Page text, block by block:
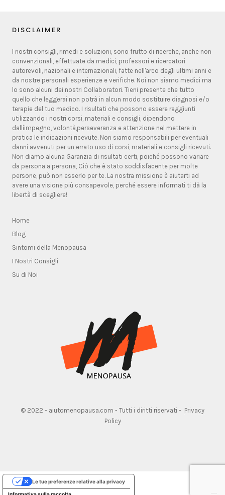
DISCLAIMER
I nostri consigli, rimedi e soluzioni, sono frutto di ricerche, anche non
convenzionali, effettuate da medici, professori e ricercatori
autorevoli, nazionali e internazionali, fatte nell'arco degli ultimi anni e
da nostre personali esperienze e verifiche. Noi non siamo medici ma
lo sono alcuni dei nostri Collaboratori. Tieni presente che tutto
quello che leggerai non potrà in alcun modo sostituire diagnosi e/o
terapie del tuo medico. I risultati che possono essere raggiunti
utilizzando i nostri corsi, materiali e consigli, dipendono
dallíimpegno, volontà,perseveranza e attenzione nel mettere in
pratica le indicazioni ricevute. Non siamo responsabili per eventuali
danni avvenuti per un errato uso di corsi, materiali e consigli ricevuti.
Non diamo alcuna Garanzia di risultati certi, poiché possono variare
da persona a persona, Ciò che è stato soddisfacente per molte
persone, può non esserlo per te. La nostra missione è aiutarti ad
avere una visione più consapevole, perché essere informati ti dà la
libertà di scegliere!
Home
Blog
Sintomi della Menopausa
I Nostri Consigli
Su di Noi
© 2022 - aiutomenopausa.com - Tutti i diritti riservati - Privacy
Policy
Le tue preferenze relative alla privacy